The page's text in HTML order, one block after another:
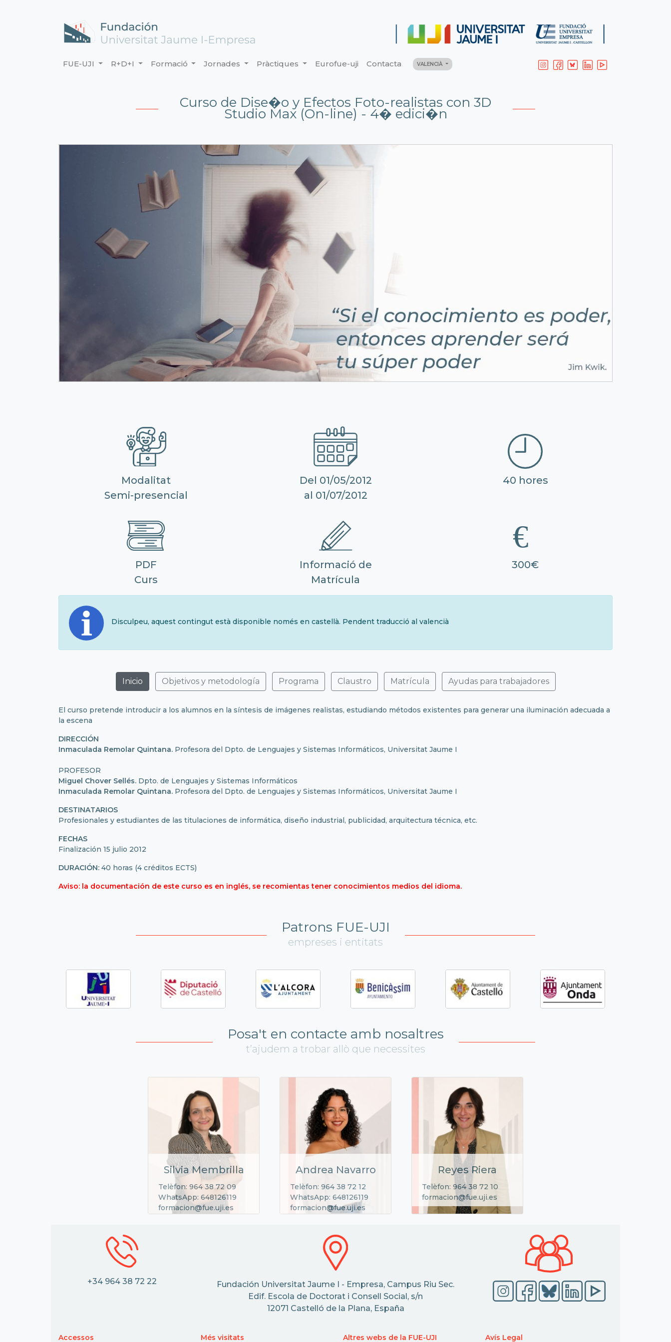
FUE-UJI R+D+I Formació Jornades Pràctiques Eurofue-uji Contacta VALENCIÀ
Curso de Dise�o y Efectos Foto-realistas con 3D
Studio Max (On-line) - 4� edici�n
Modalitat
Semi-presencial
Del 01/05/2012
al 01/07/2012
40 hores
PDF
Curs
Informació de
Matrícula
300€
Disculpeu, aquest contingut està disponible només en castellà. Pendent traducció al valencià
Inicio Objetivos y metodología Programa Claustro Matrícula Ayudas para trabajadores
El curso pretende introducir a los alumnos en la síntesis de imágenes realistas, estudiando métodos existentes para generar una iluminación adecuada a
la escena
DIRECCIÓN
Inmaculada Remolar Quintana. Profesora del Dpto. de Lenguajes y Sistemas Informáticos, Universitat Jaume I
PROFESOR
Miguel Chover Sellés. Dpto. de Lenguajes y Sistemas Informáticos
Inmaculada Remolar Quintana. Profesora del Dpto. de Lenguajes y Sistemas Informáticos, Universitat Jaume I
DESTINATARIOS
Profesionales y estudiantes de las titulaciones de informática, diseño industrial, publicidad, arquitectura técnica, etc.
FECHAS
Finalización 15 julio 2012
DURACIÓN: 40 horas (4 créditos ECTS)
Aviso: la documentación de este curso es en inglés, se recomientas tener conocimientos medios del idioma.
Patrons FUE-UJI
empreses i entitats
Posa't en contacte amb nosaltres
t’ajudem a trobar allò que necessites
Silvia Membrilla
Telèfon: 964 38 72 09
WhatsApp: 648126119
formacion@fue.uji.es
Andrea Navarro
Telèfon: 964 38 72 12
WhatsApp: 648126119
formacion@fue.uji.es
Reyes Riera
Telèfon: 964 38 72 10
formacion@fue.uji.es
+34 964 38 72 22
Fundación Universitat Jaume I - Empresa, Campus Riu Sec.
Edif. Escola de Doctorat i Consell Social, s/n
12071 Castelló de la Plana, España
Accessos Més visitats Altres webs de la FUE-UJI Avís Legal